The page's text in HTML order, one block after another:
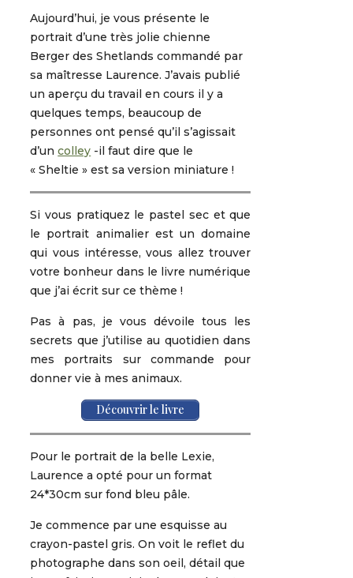
Aujourd’hui, je vous présente le
portrait d’une très jolie chienne
Berger des Shetlands commandé par
sa maîtresse Laurence. J’avais publié
un aperçu du travail en cours il y a
quelques temps, beaucoup de
personnes ont pensé qu’il s’agissait
d’uncolley -il faut dire que le
« Sheltie » est sa version miniature !
Si vous pratiquez le pastel sec et que
le portrait animalier est un domaine
qui vous intéresse, vous allez trouver
votre bonheur dans le livre numérique
que j’ai écrit sur ce thème !
Pas à pas, je vous dévoile tous les
secrets que j’utilise au quotidien dans
mes portraits sur commande pour
donner vie à mes animaux.
Découvrir le livre
Pour le portrait de la belle Lexie,
Laurence a opté pour un format
24*30cm sur fond bleu pâle.
Je commence par une esquisse au
crayon-pastel gris. On voit le reflet du
photographe dans son oeil, détail que